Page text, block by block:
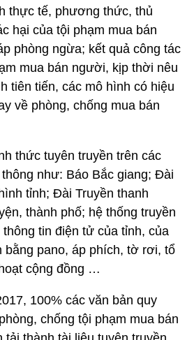
thực tế, phương thức, thủ
hại của tội phạm mua bán
phòng ngừa; kết quả công tác
mua bán người, kịp thời nêu
tiên tiến, các mô hình có hiệu
về phòng, chống mua bán
thức tuyên truyền trên các
như: Báo Bắc giang; Đài
tỉnh; Đài Truyền thanh
thành phố; hệ thống truyền
tin điện tử của tỉnh, của
bằng pano, áp phích, tờ rơi, tổ
cộng đồng …
100% các văn bản quy
chống tội phạm mua bán